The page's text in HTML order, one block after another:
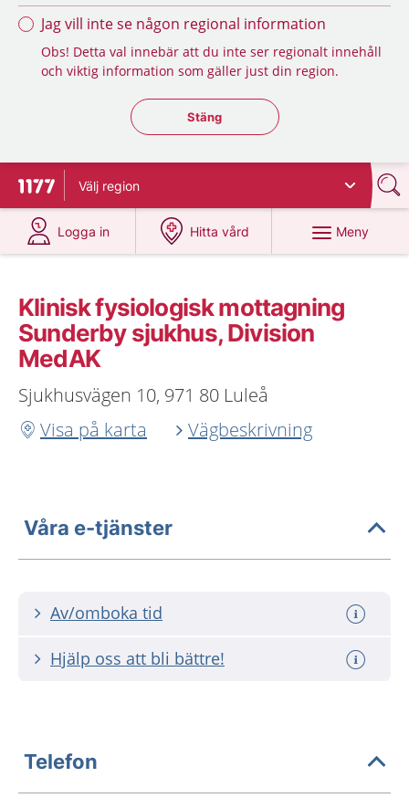
Jag vill inte se någon regional information
Obs! Detta val innebär att du inte ser regionalt innehåll
och viktig information som gäller just din region.
Stäng regionsväljaren
Stäng
Till startsidan för 1177
Välj region
Logga in
på 1177.se
Hitta vård
på 1177.se
Meny
Klinisk fysiologisk mottagning
Sunderby sjukhus, Division
MedAK
Sjukhusvägen 10, 971 80 Luleå
Visa på karta
Vägbeskrivning
Våra e-tjänster
Av/omboka tid
Hjälp oss att bli bättre!
Telefon